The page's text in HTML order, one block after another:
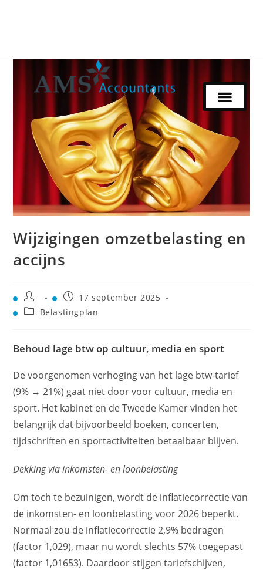
Wijzigingen omzetbelasting en
accijns
17 september 2025
Belastingplan
Behoud lage btw op cultuur, media en sport
De voorgenomen verhoging van het lage btw-tarief
(9% → 21%) gaat niet door voor cultuur, media en
sport. Het kabinet en de Tweede Kamer vinden het
belangrijk dat bijvoorbeeld boeken, concerten,
tijdschriften en sportactiviteiten betaalbaar blijven.
Dekking via inkomsten- en loonbelasting
Om toch te bezuinigen, wordt de inflatiecorrectie van
de inkomsten- en loonbelasting voor 2026 beperkt.
Normaal zou de inflatiecorrectie 2,9% bedragen
(factor 1,029), maar nu wordt slechts 57% toegepast
(factor 1,01653). Daardoor stijgen tariefschijven,